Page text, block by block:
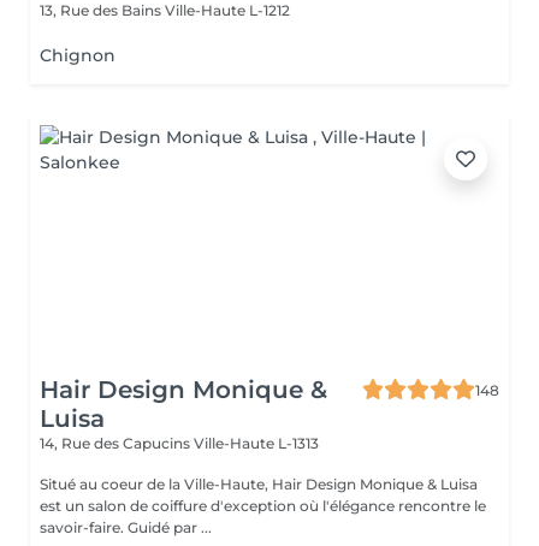
13, Rue des Bains Ville-Haute L-1212
Chignon
Hair Design Monique &
Luisa
148
14, Rue des Capucins Ville-Haute L-1313
Situé au coeur de la Ville-Haute, Hair Design Monique & Luisa
est un salon de coiffure d'exception où l'élégance rencontre le
savoir-faire. Guidé par ...